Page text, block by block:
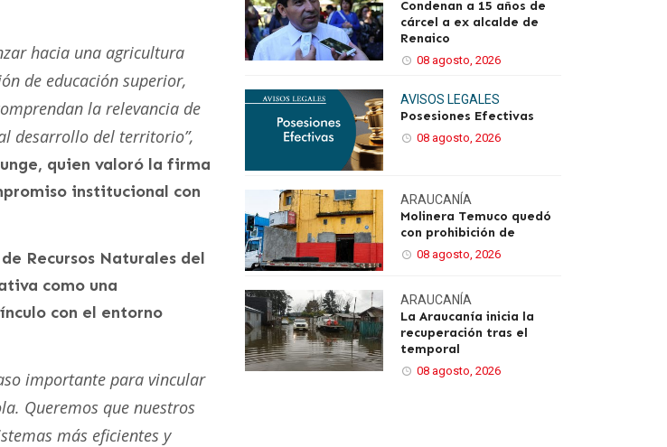
hacia una agricultura
de educación superior,
la relevancia de
desarrollo del territorio”,
quien valoró la firma
institucional con
Recursos Naturales del
como una
con el entorno
importante para vincular
Queremos que nuestros
más eficientes y
Condenan a 15 años de
cárcel a ex alcalde de
Renaico
08 agosto, 2026
AVISOS LEGALES
Posesiones Efectivas
08 agosto, 2026
ARAUCANÍA
Molinera Temuco quedó
con prohibición de
08 agosto, 2026
ARAUCANÍA
La Araucanía inicia la
recuperación tras el
temporal
08 agosto, 2026